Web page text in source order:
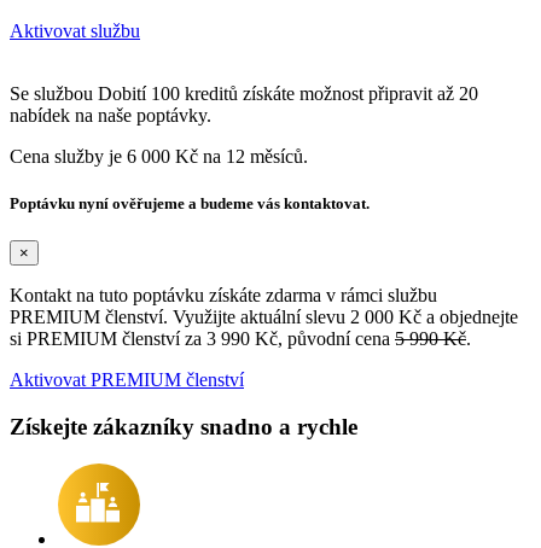
Aktivovat službu
Se službou Dobití 100 kreditů získáte možnost připravit až 20
nabídek na naše poptávky.
Cena služby je 6 000 Kč na 12 měsíců.
Poptávku nyní ověřujeme a budeme vás kontaktovat.
×
Kontakt na tuto poptávku získáte zdarma v rámci službu
PREMIUM členství. Využijte aktuální slevu 2 000 Kč a objednejte
si PREMIUM členství za 3 990 Kč, původní cena 5 990 Kč.
Aktivovat PREMIUM členství
Získejte zákazníky snadno a rychle